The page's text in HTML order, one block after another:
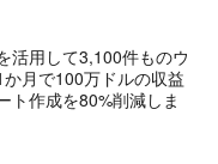
活用して3,100件ものウ
月で100万ドルの収益
ト作成を80%削減しま